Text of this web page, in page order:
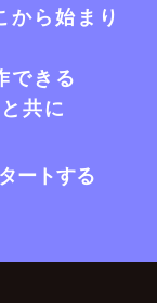
ら始まり
できる
共に
ートする